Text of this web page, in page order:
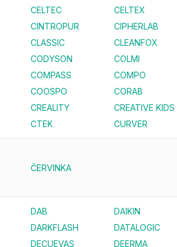
CELTEC
CELTEX
CINTROPUR
CIPHERLAB
CLASSIC
CLEANFOX
CODYSON
COLMI
COMPASS
COMPO
COOSPO
CORAB
CREALITY
CREATIVE KIDS
CTEK
CURVER
ČERVINKA
DAB DAIKIN
DARKFLASH
DATALOGIC
DECUEVAS
DEERMA